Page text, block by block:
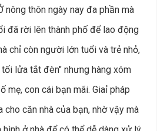
nông thôn ngày nay đa phần mà
đã rời lên thành phố để lao động
chỉ còn người lớn tuổi và trẻ nhỏ,
lửa tắt đèn" nhưng hàng xóm
mẹ, con cái bạn mãi. Giaỉ pháp
cho căn nhà của bạn, nhờ vậy mà